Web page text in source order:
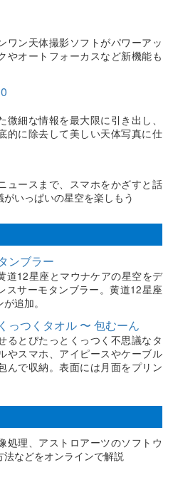
ワン天体撮影ソフトがパワーアッ
やオートフォーカスなど新機能も
微細な情報を最大限に引き出し、
的に除去して美しい天体写真に仕
ュースまで、スマホをかざすと話
いっぱいの星空を楽しもう
ンブラー
道12星座とマウナケアの星空をデ
スサーモタンブラー。黄道12星座
追加。
っつくタオル 〜 包むーん
るとぴたっとくっつく不思議なタ
やスマホ、アイピースやケーブル
んで収納。表面には月面をプリン
処理、アストロアーツのソフトウ
法などをオンラインで解説